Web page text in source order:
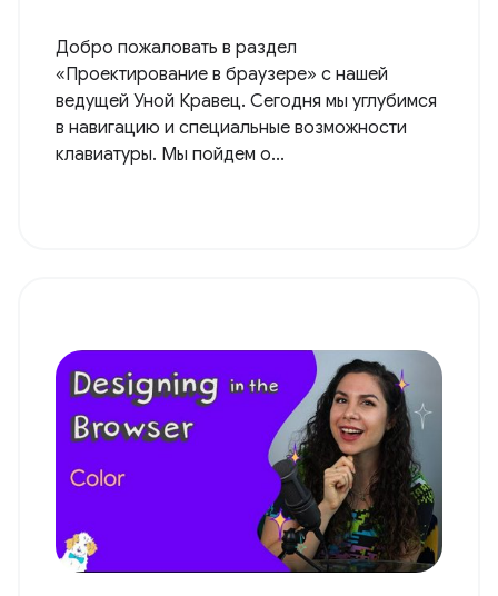
Добро пожаловать в раздел
«Проектирование в браузере» с нашей
ведущей Уной Кравец. Сегодня мы углубимся
в навигацию и специальные возможности
клавиатуры. Мы пойдем о...